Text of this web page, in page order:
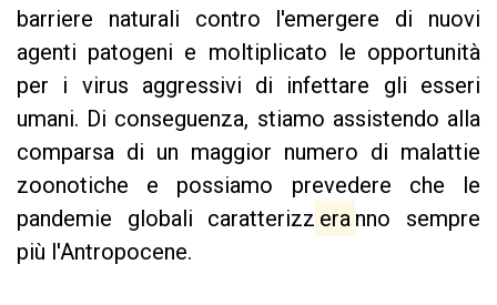
barriere naturali contro l'emergere di nuovi
agenti patogeni e moltiplicato le opportunità
per i virus aggressivi di infettare gli esseri
umani. Di conseguenza, stiamo assistendo alla
comparsa di un maggior numero di malattie
zoonotiche e possiamo prevedere che le
pandemie globali caratterizz era nno sempre
più l'Antropocene.